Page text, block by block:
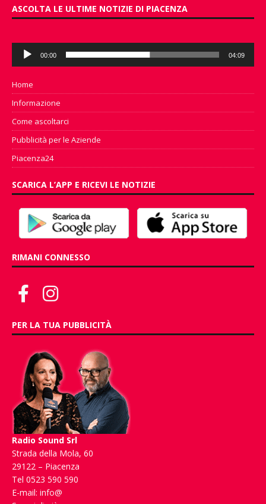
ASCOLTA LE ULTIME NOTIZIE DI PIACENZA
Audio
Player
00:00 04:09
Home
Informazione
Come ascoltarci
Pubblicità per le Aziende
Piacenza24
SCARICA L’APP E RICEVI LE NOTIZIE
RIMANI CONNESSO
PER LA TUA PUBBLICITÀ
Radio Sound Srl
Strada della Mola, 60
29122 – Piacenza
Tel 0523 590 590
E-mail: info@